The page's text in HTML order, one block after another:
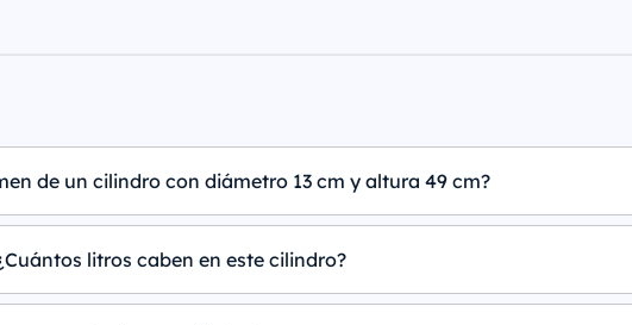
de un cilindro con diámetro 13 cm y altura 49 cm?
litros caben en este cilindro?